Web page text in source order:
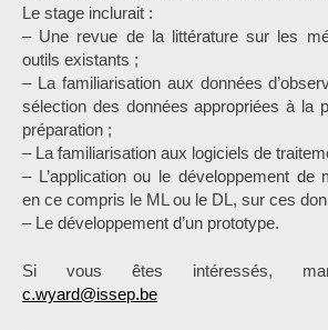
Le stage inclurait :
– Une revue de la littérature sur les
outils existants ;
– La familiarisation aux données
sélection des données appropriées à la
préparation ;
– La familiarisation aux logiciels de
– L’application ou le développement de
en ce compris le ML ou le DL, sur ces
– Le développement d’un prototype.
Si vous êtes intéressés,
c.wyard@issep.be